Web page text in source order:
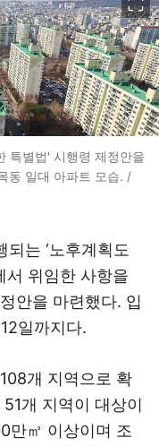
특별법' 시행령 제정안을
동 일대 아파트 모습. /
는 ‘노후계획도
서 위임한 사항을
안을 마련했다. 입
일까지다.
개 지역으로 확
개 지역이 대상이
만㎡ 이상이며 조